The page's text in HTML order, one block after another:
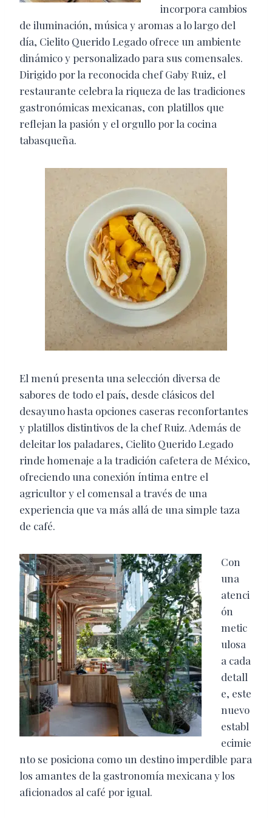
incorpora cambios
de iluminación, música y aromas a lo largo del
día, Cielito Querido Legado ofrece un ambiente
dinámico y personalizado para sus comensales.
Dirigido por la reconocida chef Gaby Ruiz, el
restaurante celebra la riqueza de las tradiciones
gastronómicas mexicanas, con platillos que
reflejan la pasión y el orgullo por la cocina
tabasqueña.
El menú presenta una selección diversa de
sabores de todo el país, desde clásicos del
desayuno hasta opciones caseras reconfortantes
y platillos distintivos de la chef Ruiz. Además de
deleitar los paladares, Cielito Querido Legado
rinde homenaje a la tradición cafetera de México,
ofreciendo una conexión íntima entre el
agricultor y el comensal a través de una
experiencia que va más allá de una simple taza
de café.
Con
una
atenci
ón
metic
ulosa
a cada
detall
e, este
nuevo
establ
ecimie
nto se posiciona como un destino imperdible para
los amantes de la gastronomía mexicana y los
aficionados al café por igual.